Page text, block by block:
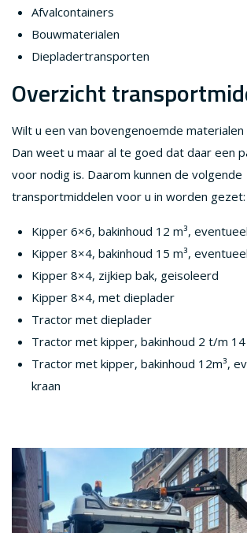
Afvalcontainers
Bouwmaterialen
Diepladertransporten
Overzicht
Wilt u een van bovengenoemde
Dan weet u maar al te goed dat daar een
voor nodig is. Daarom kunnen de volgende
transportmiddelen voor u in worden gezet:
Kipper 6×6, bakinhoud 12 m³,
Kipper 8×4, bakinhoud 15 m³,
Kipper 8×4, zijkiep bak, geisoleerd
Kipper 8×4, met dieplader
Tractor met dieplader
Tractor met kipper, bakinhoud 2 t/m 14
Tractor met kipper, bakinhoud 12m³,
kraan